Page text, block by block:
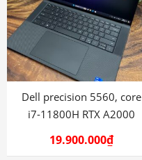
Dell precision 5560, core
i7-11800H RTX A2000
19.900.000₫